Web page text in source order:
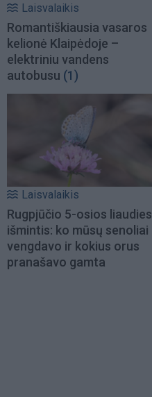
Laisvalaikis
Romantiškiausia vasaros
kelionė Klaipėdoje –
elektriniu vandens
autobusu (1)
Laisvalaikis
Rugpjūčio 5-osios liaudies
išmintis: ko mūsų senoliai
vengdavo ir kokius orus
pranašavo gamta